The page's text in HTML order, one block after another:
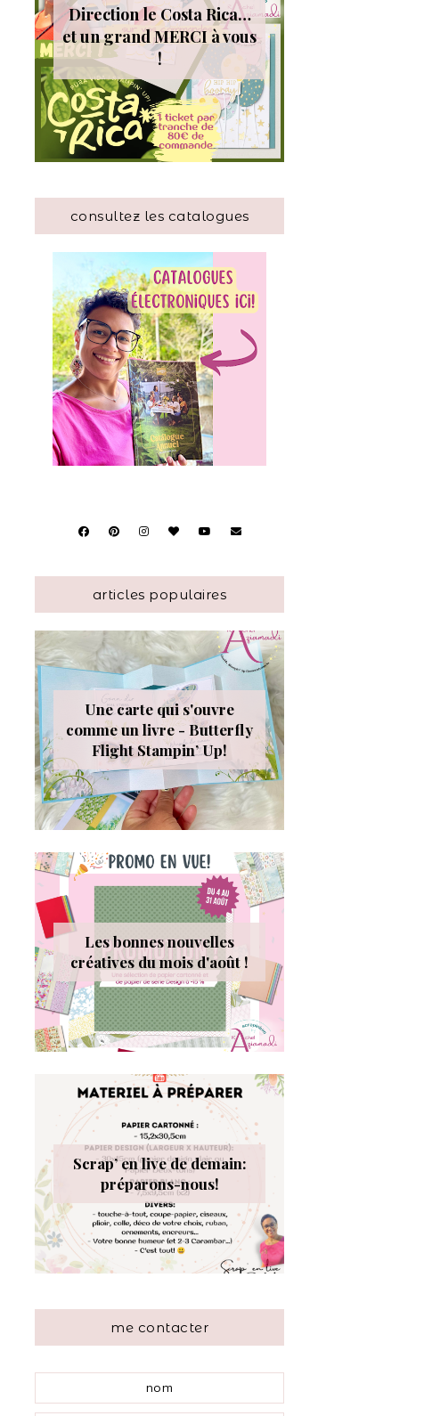
Direction le Costa Rica…
et un grand MERCI à vous
!
consultez les catalogues
articles populaires
Une carte qui s'ouvre
comme un livre - Butterfly
Flight Stampin’ Up!
Les bonnes nouvelles
créatives du mois d'août !
Scrap’ en live de demain:
préparons-nous!
me contacter